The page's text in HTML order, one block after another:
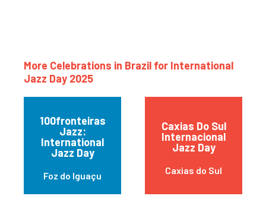
More Celebrations in Brazil for International
Jazz Day 2025
100fronteiras
Jazz:
International
Jazz Day
Foz do Iguaçu
Caxias Do Sul
Internacional
Jazz Day
Caxias do Sul